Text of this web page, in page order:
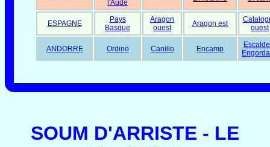
l'Aude
ESPAGNE
Pays
Basque
Aragon
ouest
Aragon est
ouest
ANDORRE Ordino Canillo Encamp
SOUM D'ARRISTE - LE